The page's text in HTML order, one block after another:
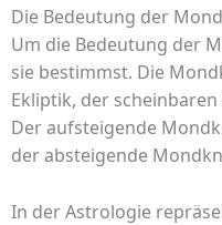
Die Bedeutung der
Um die Bedeutung der
sie bestimmst. Die
Ekliptik, der
Der aufsteigende
der absteigende
In der Astrologie